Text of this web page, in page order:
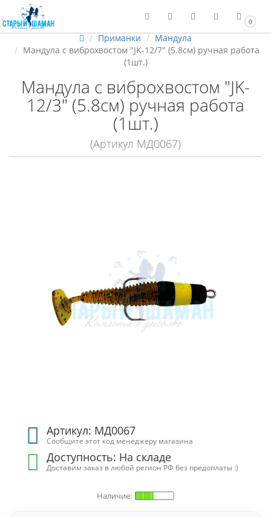
0
Приманки
Мандула
Мандула с виброхвостом "JK-12/7" (5.8см) ручная работа
(1шт.)
Мандула с виброхвостом "JK-
12/3" (5.8см) ручная работа
(1шт.)
(Артикул МД0067)
Артикул: МД0067
Сообщите этот код менеджеру магазина
Доступность: На складе
Доставим заказ в любой регион РФ без предоплаты :)